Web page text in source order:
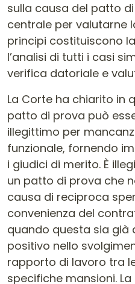
sulla causa del patto
centrale per valutarne
principi costituiscono
l’analisi di tutti i casi
verifica datoriale e
La Corte ha chiarito in
patto di prova può
illegittimo per
funzionale, fornendo
i giudici di merito. È
un patto di prova che
causa di reciproca
convenienza del
quando questa sia già
positivo nello
rapporto di lavoro tra
specifiche mansioni.